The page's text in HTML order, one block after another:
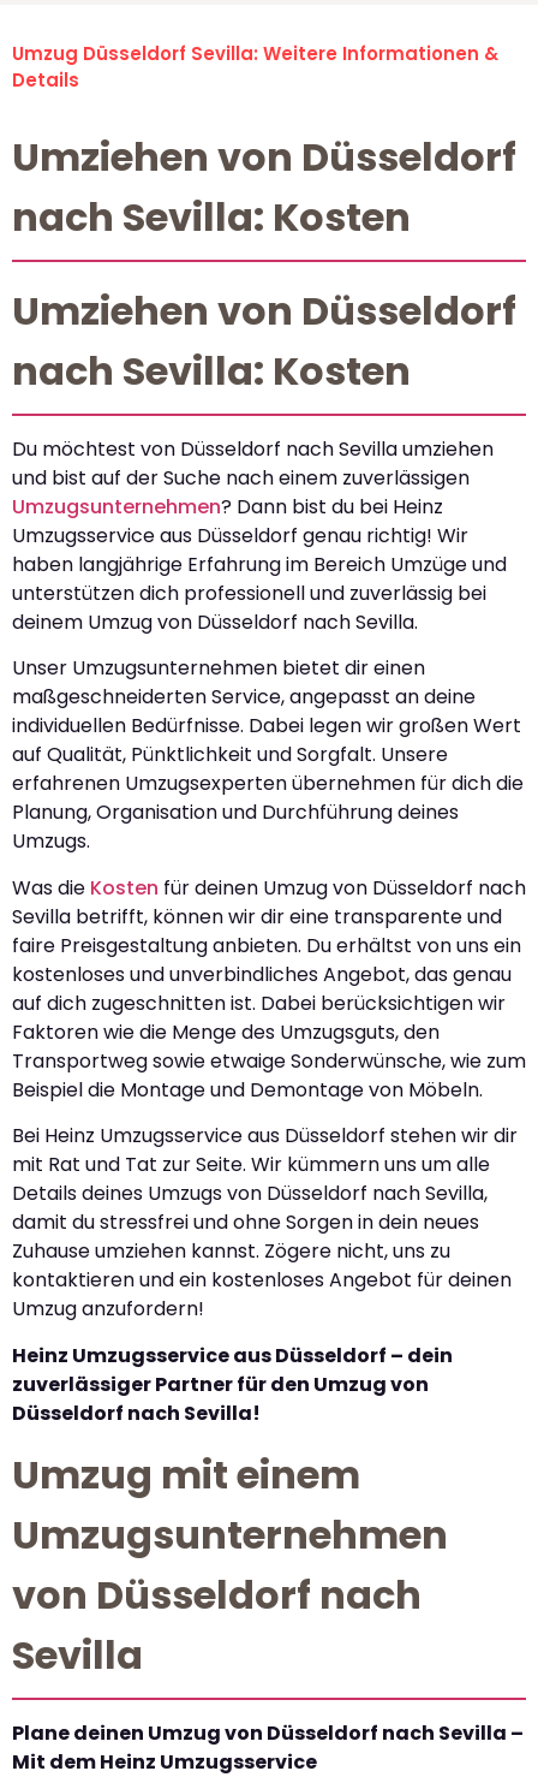
Umzug Düsseldorf Sevilla: Weitere Informationen &
Details
Umziehen von Düsseldorf
nach Sevilla: Kosten
Umziehen von Düsseldorf
nach Sevilla: Kosten
Du möchtest von Düsseldorf nach Sevilla umziehen
und bist auf der Suche nach einem zuverlässigen
Umzugsunternehmen? Dann bist du bei Heinz
Umzugsservice aus Düsseldorf genau richtig! Wir
haben langjährige Erfahrung im Bereich Umzüge und
unterstützen dich professionell und zuverlässig bei
deinem Umzug von Düsseldorf nach Sevilla.
Unser Umzugsunternehmen bietet dir einen
maßgeschneiderten Service, angepasst an deine
individuellen Bedürfnisse. Dabei legen wir großen Wert
auf Qualität, Pünktlichkeit und Sorgfalt. Unsere
erfahrenen Umzugsexperten übernehmen für dich die
Planung, Organisation und Durchführung deines
Umzugs.
Was die Kosten für deinen Umzug von Düsseldorf nach
Sevilla betrifft, können wir dir eine transparente und
faire Preisgestaltung anbieten. Du erhältst von uns ein
kostenloses und unverbindliches Angebot, das genau
auf dich zugeschnitten ist. Dabei berücksichtigen wir
Faktoren wie die Menge des Umzugsguts, den
Transportweg sowie etwaige Sonderwünsche, wie zum
Beispiel die Montage und Demontage von Möbeln.
Bei Heinz Umzugsservice aus Düsseldorf stehen wir dir
mit Rat und Tat zur Seite. Wir kümmern uns um alle
Details deines Umzugs von Düsseldorf nach Sevilla,
damit du stressfrei und ohne Sorgen in dein neues
Zuhause umziehen kannst. Zögere nicht, uns zu
kontaktieren und ein kostenloses Angebot für deinen
Umzug anzufordern!
Heinz Umzugsservice aus Düsseldorf – dein
zuverlässiger Partner für den Umzug von
Düsseldorf nach Sevilla!
Umzug mit einem
Umzugsunternehmen
von Düsseldorf nach
Sevilla
Plane deinen Umzug von Düsseldorf nach Sevilla –
Mit dem Heinz Umzugsservice